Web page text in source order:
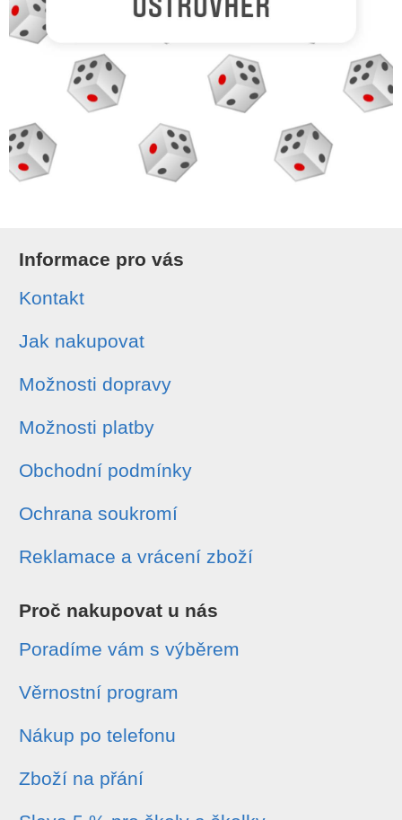
Informace pro vás
Kontakt
Jak nakupovat
Možnosti dopravy
Možnosti platby
Obchodní podmínky
Ochrana soukromí
Reklamace a vrácení zboží
Proč nakupovat u nás
Poradíme vám s výběrem
Věrnostní program
Nákup po telefonu
Zboží na přání